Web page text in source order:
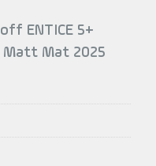
ENTICE 5+
Matt Mat 2025